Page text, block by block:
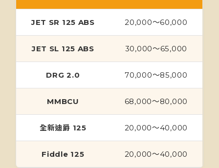
JET SR 125 ABS 20,000～60,000
JET SL 125 ABS 30,000～65,000
DRG 2.0 70,000～85,000
MMBCU 68,000～80,000
全新迪爵 125 20,000～40,000
Fiddle 125 20,000～40,000